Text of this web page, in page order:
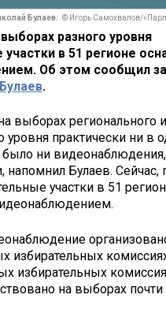
Булаев. © Игорь Самохвалов/
разного уровня
участки в 51 регионе
Об этом сообщил
.
выборах регионального и
уровня практически ни в
ни
напомнил Булаев. Сейчас,
участки в 51
избирательных
избирательных
на выборах почти